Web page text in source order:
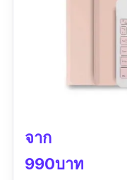
สำห
iPad
2020 และ iPad
จาก
990บาท